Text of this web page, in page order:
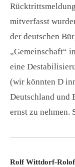
mitverfasst
der deutschen
„Gemeinschaft“
eine
(wir könnten D
Deutschland und
ernst zu nehmen.
Rolf Wittdorf-